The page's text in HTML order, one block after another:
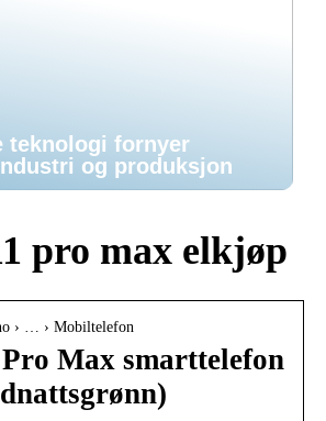
teknologi fornyer
og produksjon
pro max elkjøp
› … › Mobiltelefon
Max smarttelefon